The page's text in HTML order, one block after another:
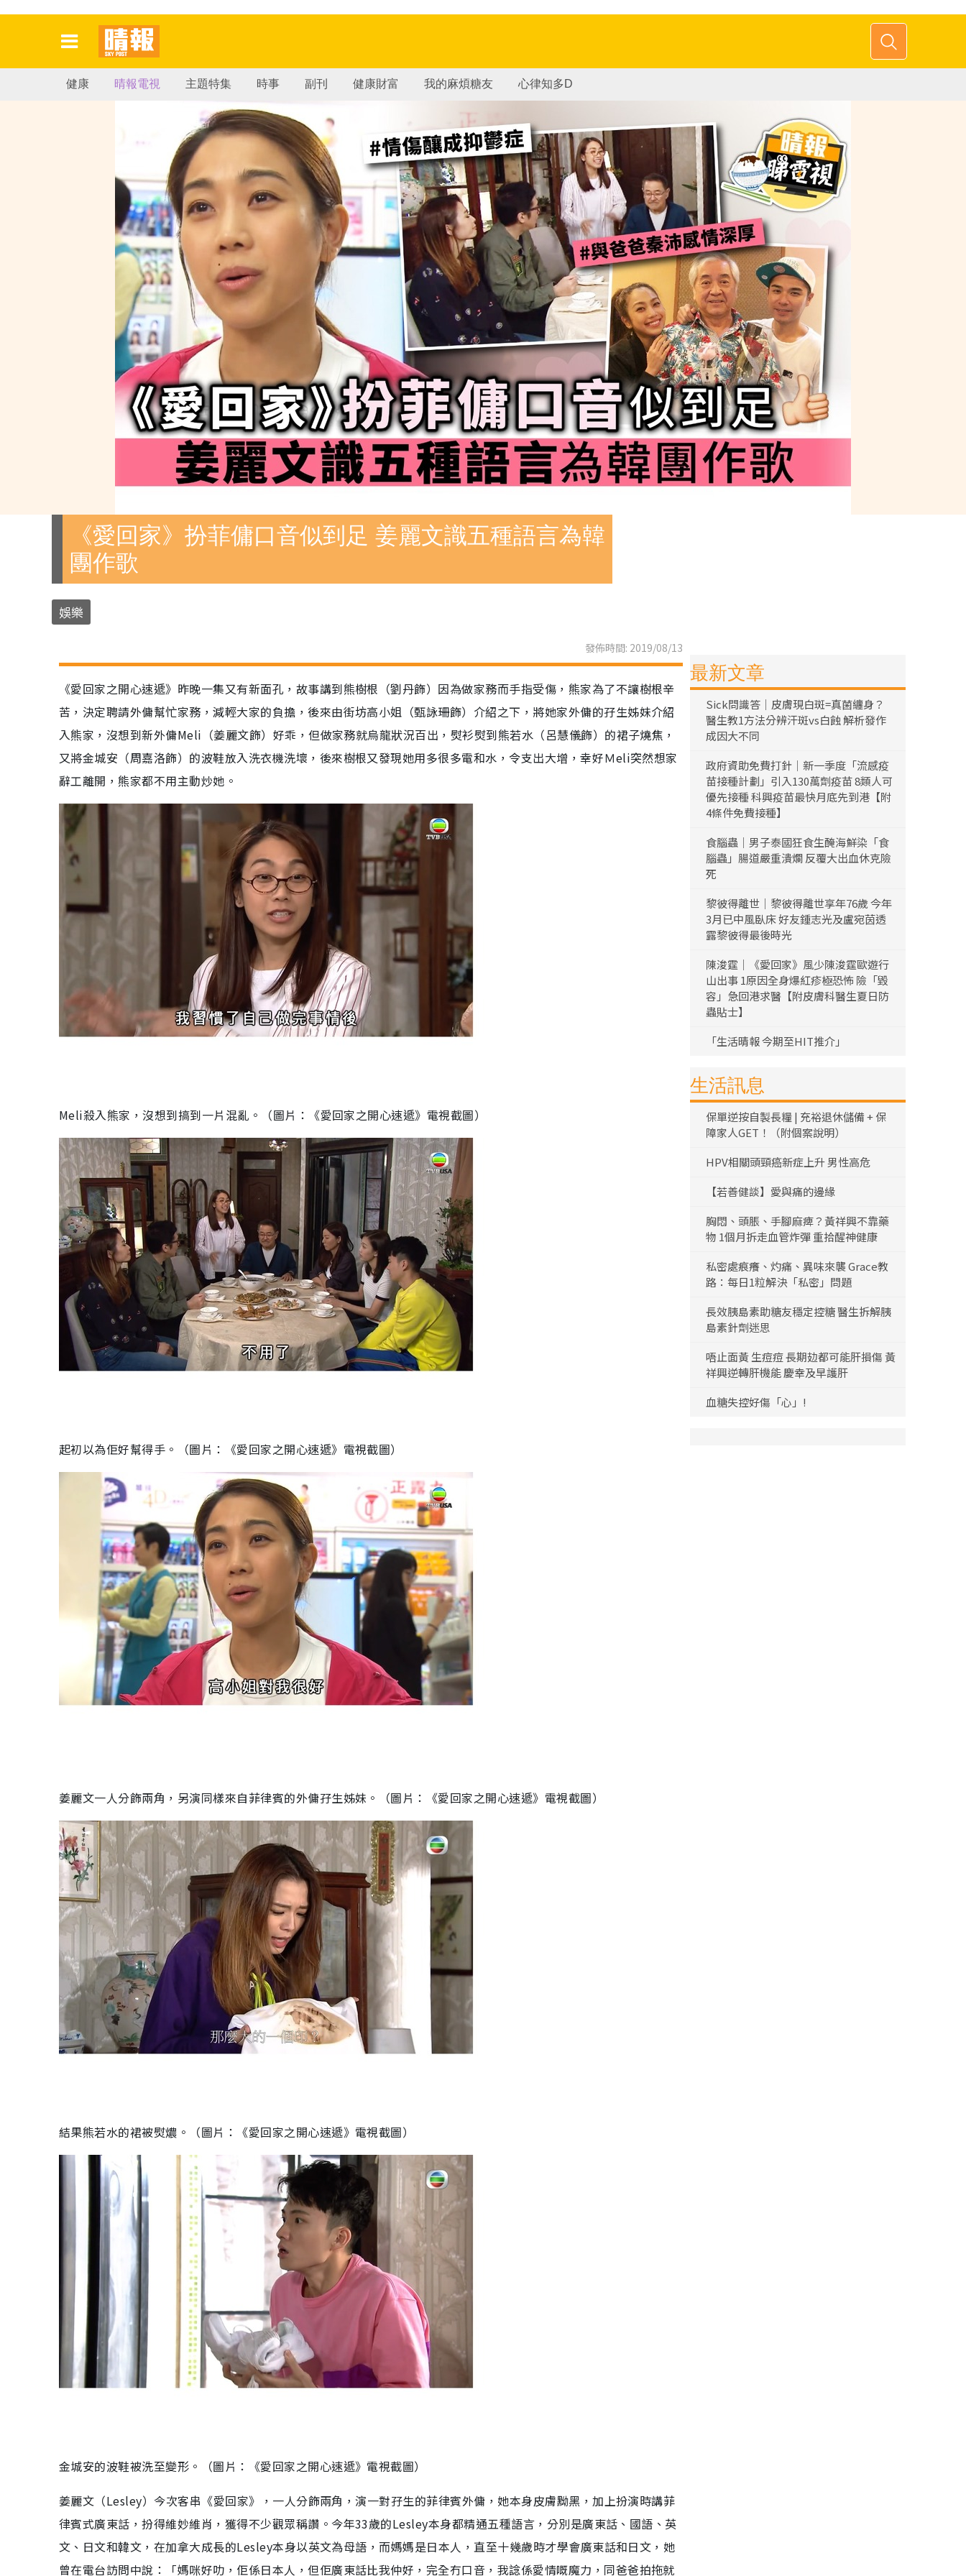
健康 晴報電視 主題特集 時事 副刊 健康財富 我的麻煩糖友 心律知多D
《愛回家》扮菲傭口音似到足 姜麗文識五種語言為韓
團作歌
娛樂
發佈時間: 2019/08/13
《愛回家之開心速遞》昨晚一集又有新面孔，故事講到熊樹根（劉丹飾）因為做家務而手指受傷，熊家為了不讓樹根辛
苦，決定聘請外傭幫忙家務，減輕大家的負擔，後來由街坊高小姐（甄詠珊飾）介紹之下，將她家外傭的孖生姊妹介紹
入熊家，沒想到新外傭Meli（姜麗文飾）好乖，但做家務就烏龍狀況百出，熨衫熨到熊若水（呂慧儀飾）的裙子燒焦，
又將金城安（周嘉洛飾）的波鞋放入洗衣機洗壞，後來樹根又發現她用多很多電和水，令支出大增，幸好Ｍeli突然想家
辭工離開，熊家都不用主動炒她。
Meli殺入熊家，沒想到搞到一片混亂。（圖片：《愛回家之開心速遞》電視截圖）
起初以為佢好幫得手。（圖片：《愛回家之開心速遞》電視截圖）
姜麗文一人分飾兩角，另演同樣來自菲律賓的外傭孖生姊妹。（圖片：《愛回家之開心速遞》電視截圖）
結果熊若水的裙被熨燶。（圖片：《愛回家之開心速遞》電視截圖）
金城安的波鞋被洗至變形。（圖片：《愛回家之開心速遞》電視截圖）
姜麗文（Lesley）今次客串《愛回家》，一人分飾兩角，演一對孖生的菲律賓外傭，她本身皮膚黝黑，加上扮演時講菲
律賓式廣東話，扮得維妙維肖，獲得不少觀眾稱讚。今年33歲的Lesley本身都精通五種語言，分別是廣東話、國語、英
文、日文和韓文，在加拿大成長的Lesley本身以英文為母語，而媽媽是日本人，直至十幾歲時才學會廣東話和日文，她
曾在電台訪問中說：「媽咪好叻，佢係日本人，但佢廣東話比我仲好，完全冇口音，我諗係愛情嘅魔力，同爸爸拍拖就
最新文章
Sick問識答｜皮膚現白斑=真菌纏身？
醫生教1方法分辨汗斑vs白蝕 解析發作
成因大不同
政府資助免費打針｜新一季度「流感疫
苗接種計劃」引入130萬劑疫苗 8類人可
優先接種 科興疫苗最快月底先到港【附
4條件免費接種】
食腦蟲｜男子泰國狂食生醃海鮮染「食
腦蟲」腸道嚴重潰爛 反覆大出血休克險
死
黎彼得離世｜黎彼得離世享年76歲 今年
3月已中風臥床 好友鍾志光及盧宛茵透
露黎彼得最後時光
陳浚霆｜《愛回家》風少陳浚霆歐遊行
山出事 1原因全身爆紅疹極恐怖 險「毀
容」急回港求醫【附皮膚科醫生夏日防
蟲貼士】
「生活晴報 今期至HIT推介」
生活訊息
保單逆按自製長糧 | 充裕退休儲備 + 保
障家人GET！（附個案說明）
HPV相關頭頸癌新症上升 男性高危
【若善健談】愛與痛的邊緣
胸悶、頭脹、手腳麻痺？黃祥興不靠藥
物 1個月拆走血管炸彈 重拾醒神健康
私密處痕癢、灼痛、異味來襲 Grace教
路：每日1粒解決「私密」問題
長效胰島素助糖友穩定控糖 醫生拆解胰
島素針劑迷思
唔止面黃 生痘痘 長期攰都可能肝損傷 黃
祥興逆轉肝機能 慶幸及早護肝
血糖失控好傷「心」!